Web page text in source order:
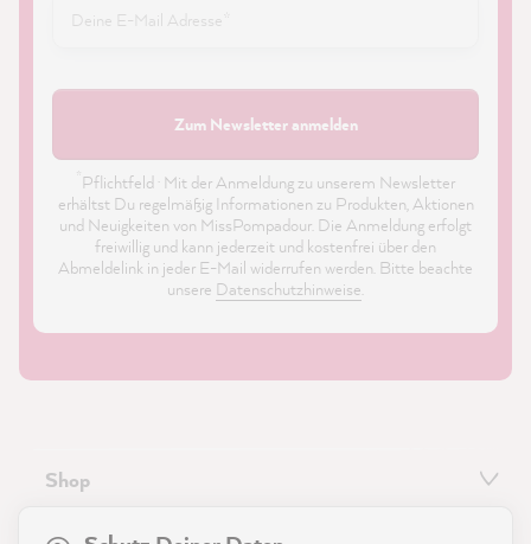
Zum Newsletter anmelden
Pflichtfeld · Mit der Anmeldung zu unserem Newsletter
erhältst Du regelmäßig Informationen zu Produkten, Aktionen
und Neuigkeiten von MissPompadour. Die Anmeldung erfolgt
freiwillig und kann jederzeit und kostenfrei über den
Abmeldelink in jeder E-Mail widerrufen werden. Bitte beachte
unsere Datenschutzhinweise.
Shop